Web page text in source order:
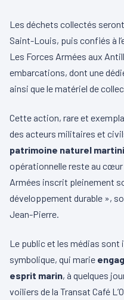
Les déchets collectés
Saint-Louis, puis confiés à
Les Forces Armées aux
embarcations, dont une
ainsi que le matériel de
Cette action, rare et
des acteurs militaires et
patrimoine naturel
opérationnelle reste au
Armées inscrit pleinement
développement durable »,
Jean-Pierre.
Le public et les médias
symbolique, qui marie
esprit marin, à quelques
voiliers de la Transat Café